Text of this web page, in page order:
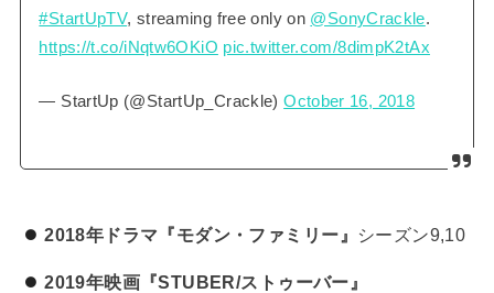
#StartUpTV, streaming free only on @SonyCrackle.
https://t.co/iNqtw6OKiO pic.twitter.com/8dimpK2tAx
— StartUp (@StartUp_Crackle)October 16, 2018
2018年ドラマ『モダン・ファミリー』 シーズン9,10
2019年映画『STUBER/ストゥーバー』